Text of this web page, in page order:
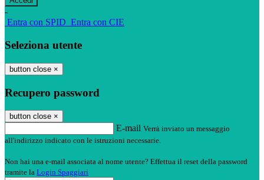
-
Entra con SPID Entra con CIE
Seleziona utente
button close ×
Recupero password
button close ×
E-mail Verrà inviato un messaggio
all'indirizzo indicato con le istruzioni necessarie.
Non hai una e-mail associata al nome utente? Effettua il reset della password
tramite la Login Spaggiari